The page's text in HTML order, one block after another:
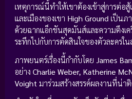
เหตุการณ์นี้ทำให้เขาต้องเข้าสู่การต่อ
และเมืองของเขา High Ground เป็นภ
ด้วยฉากแอ็กชันสุดมันส์และความตึงเ
ระทึกไปกับการตัดสินใจของตัวละคร
ภาพยนตร์เรื่องนี้กำกับโดย James
อย่าง Charlie Weber, Katherine
Voight มาร่วมสร้างสรรค์ผลงานที่น่า